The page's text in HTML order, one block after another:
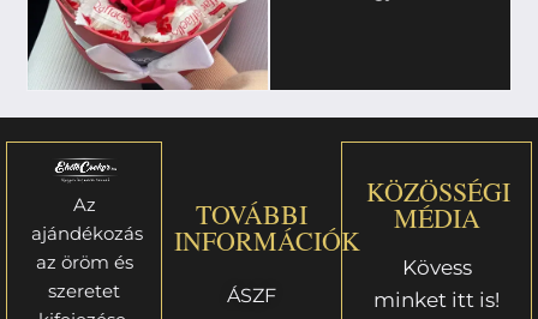
Az
ajándékozás
az öröm és
szeretet
TOVÁBBI
INFORMÁCIÓK
ÁSZF
KÖZÖSSÉGI
MÉDIA
Kövess
minket itt is!